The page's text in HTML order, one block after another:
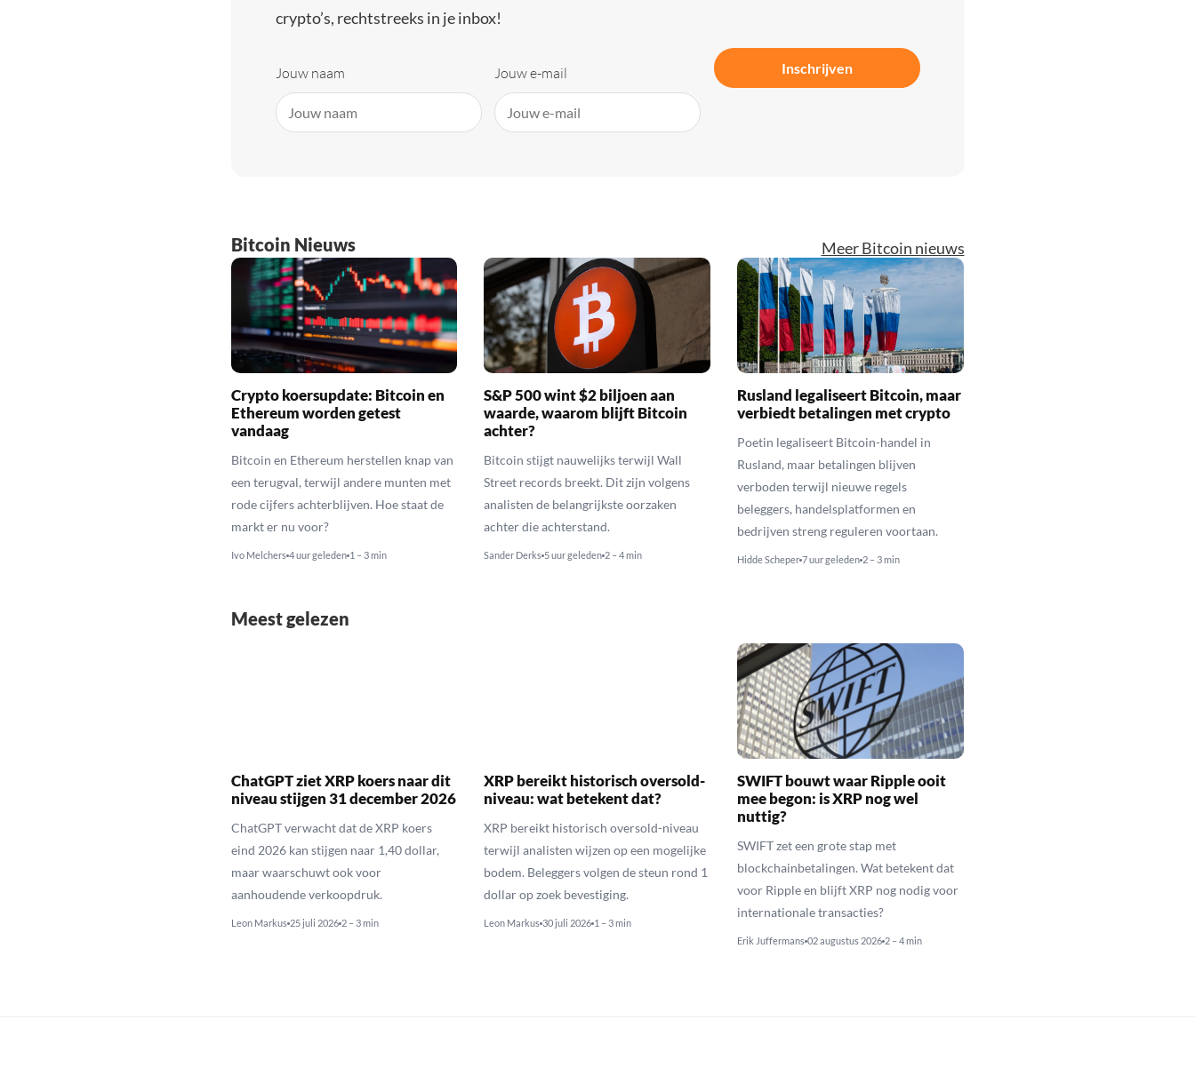
crypto’s, rechtstreeks in je inbox!
Jouw naam Jouw e-mail Inschrijven
Bitcoin Nieuws Meer Bitcoin nieuws
Crypto koersupdate: Bitcoin en
Ethereum worden getest
vandaag
Bitcoin en Ethereum herstellen knap van
een terugval, terwijl andere munten met
rode cijfers achterblijven. Hoe staat de
markt er nu voor?
Ivo Melchers 4 uur geleden 1 – 3 min
S&P 500 wint $2 biljoen aan
waarde, waarom blijft Bitcoin
achter?
Bitcoin stijgt nauwelijks terwijl Wall
Street records breekt. Dit zijn volgens
analisten de belangrijkste oorzaken
achter die achterstand.
Sander Derks 5 uur geleden 2 – 4 min
Rusland legaliseert Bitcoin, maar
verbiedt betalingen met crypto
Poetin legaliseert Bitcoin-handel in
Rusland, maar betalingen blijven
verboden terwijl nieuwe regels
beleggers, handelsplatformen en
bedrijven streng reguleren voortaan.
Hidde Scheper 7 uur geleden 2 – 3 min
Meest gelezen
ChatGPT ziet XRP koers naar dit
niveau stijgen 31 december 2026
ChatGPT verwacht dat de XRP koers
eind 2026 kan stijgen naar 1,40 dollar,
maar waarschuwt ook voor
aanhoudende verkoopdruk.
Leon Markus 25 juli 2026 2 – 3 min
XRP bereikt historisch oversold-
niveau: wat betekent dat?
XRP bereikt historisch oversold-niveau
terwijl analisten wijzen op een mogelijke
bodem. Beleggers volgen de steun rond 1
dollar op zoek bevestiging.
Leon Markus 30 juli 2026 1 – 3 min
SWIFT bouwt waar Ripple ooit
mee begon: is XRP nog wel
nuttig?
SWIFT zet een grote stap met
blockchainbetalingen. Wat betekent dat
voor Ripple en blijft XRP nog nodig voor
internationale transacties?
Erik Juffermans 02 augustus 2026 2 – 4 min